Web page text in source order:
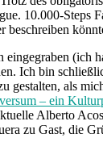
10.000-Steps
beschreiben
(ich
Ich bin
gestalten, als
– ein
Alberto
zu Gast, die